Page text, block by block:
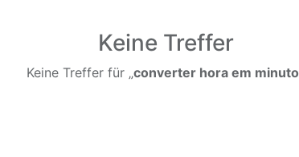
Keine Treffer
Keine Treffer für „converter hora em minuto